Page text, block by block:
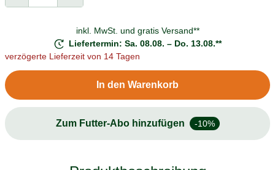
inkl. MwSt. und gratis Versand**
Liefertermin: Sa. 08.08. – Do. 13.08.**
verzögerte Lieferzeit von 14 Tagen
In den Warenkorb
Zum Futter-Abo hinzufügen -10%